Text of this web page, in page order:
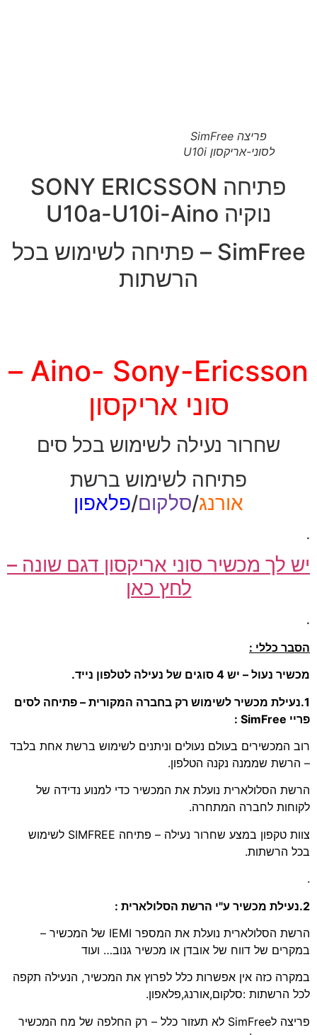
פריצה SimFree
לסוני-אריקסון U10i
פתיחה SONY ERICSSON
נוקיה U10a-U10i-Aino
SimFree – פתיחה לשימוש בכל
הרשתות
Aino- Sony-Ericsson –
סוני אריקסון
שחרור נעילה לשימוש בכל סים
פתיחה לשימוש ברשת
אורנג/סלקום/פלאפון
.
יש לך מכשיר סוני אריקסון דגם שונה –
לחץ כאן
.
הסבר כללי :
מכשיר נעול – יש 4 סוגים של נעילה לטלפון נייד.
1.נעילת מכשיר לשימוש רק בחברה המקורית – פתיחה לסים
פריי SimFree :
רוב המכשירים בעולם נעולים וניתנים לשימוש ברשת אחת בלבד
– הרשת שממנה נקנה הטלפון.
הרשת הסלולארית נועלת את המכשיר כדי למנוע נדידה של
לקוחות לחברה המתחרה.
צוות טקפון במצע שחרור נעילה – פתיחה SIMFREE לשימוש
בכל הרשתות.
.
2.נעילת מכשיר ע"י הרשת הסלולארית :
הרשת הסלולארית נועלת את המספר IEMI של המכשיר –
במקרים של דווח של אובדן או מכשיר גנוב… ועוד
במקרה כזה אין אפשרות כלל לפרוץ את המכשיר, הנעילה תקפה
לכל הרשתות :סלקום,אורנג,פלאפון.
פריצה לSimFree לא תעזור כלל – רק החלפה של מח המכשיר